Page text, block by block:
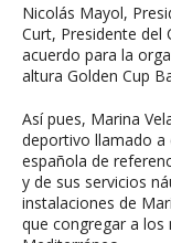
Nicolás Mayol,
Curt, Presidente del
acuerdo para la
altura Golden Cup
Así pues, Marina
deportivo llamado a
española de
y de sus servicios
instalaciones de
que congregar a